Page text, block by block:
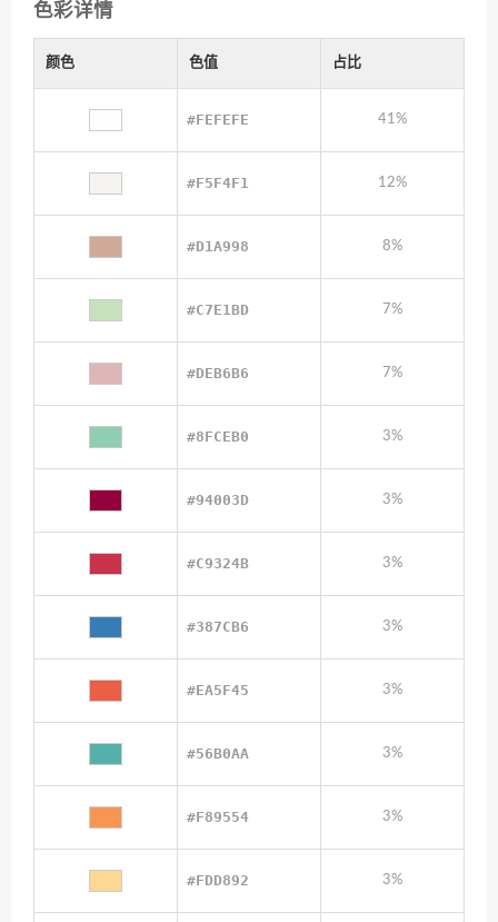
色彩详情
颜色 色值 占比
#FEFEFE 41%
#F5F4F1 12%
#D1A998 8%
#C7E1BD 7%
#DEB6B6 7%
#8FCEB0 3%
#94003D 3%
#C9324B 3%
#387CB6 3%
#EA5F45 3%
#56B0AA 3%
#F89554 3%
#FDD892 3%